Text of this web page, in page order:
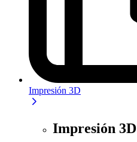
Impresión 3D
Impresión 3D